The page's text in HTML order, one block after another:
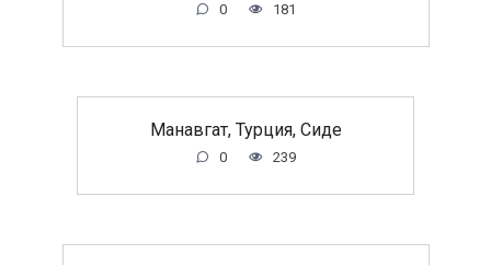
0 181
Манавгат, Турция, Сиде
0 239